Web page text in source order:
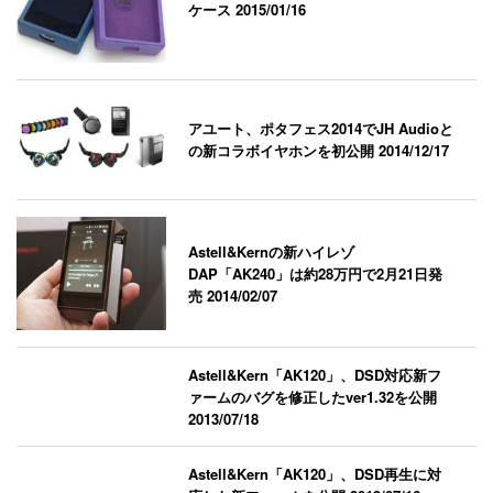
ケース2015/01/16
アユート、ポタフェス2014でJH Audioと
の新コラボイヤホンを初公開2014/12/17
Astell&Kernの新ハイレゾ
DAP「AK240」は約28万円で2月21日発
売2014/02/07
Astell&Kern「AK120」、DSD対応新フ
ァームのバグを修正したver1.32を公開
2013/07/18
Astell&Kern「AK120」、DSD再生に対